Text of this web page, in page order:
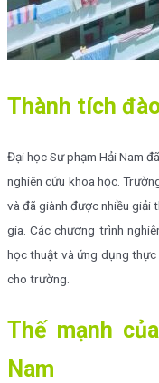
Thành tích
Đại học Sư phạm Hải Nam
nghiên cứu khoa học.
và đã giành được nhiều
gia. Các chương trình
học thuật và ứng dụng
cho trường.
Thế mạnh
Nam